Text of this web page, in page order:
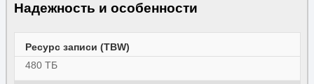
Надежность и особенности
Ресурс записи (TBW)
480 ТБ